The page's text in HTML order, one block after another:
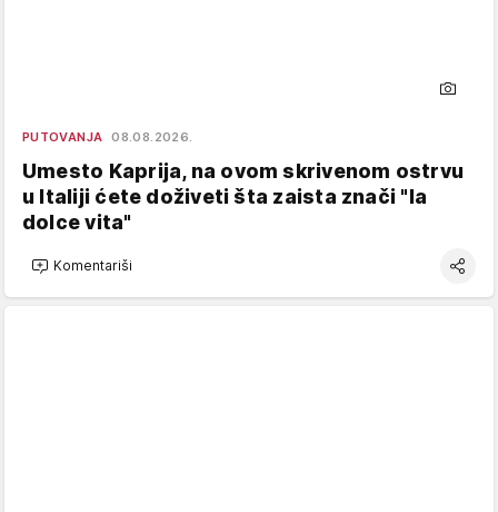
PUTOVANJA 08.08.2026.
Umesto Kaprija, na ovom skrivenom ostrvu
u Italiji ćete doživeti šta zaista znači "la
dolce vita"
Komentariši